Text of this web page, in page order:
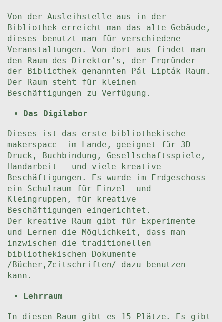
Von der Ausleihstelle aus in der
Bibliothek erreicht man das alte Gebäude,
dieses benutzt man für verschiedene
Veranstaltungen. Von dort aus findet man
den Raum des Direktor's, der Ergründer
der Bibliothek genannten Pál Lipták Raum.
Der Raum steht für kleinen
Beschäftigungen zu Verfügung.
Das Digilabor
Dieses ist das erste bibliothekische
makerspace im Lande, geeignet für 3D
Druck, Buchbindung, Gesellschaftsspiele,
Handarbeit und viele kreative
Beschäftigungen. Es wurde im Erdgeschoss
ein Schulraum für Einzel- und
Kleingruppen, für kreative
Beschäftigungen eingerichtet.
Der kreative Raum gibt für Experimente
und Lernen die Möglichkeit, dass man
inzwischen die traditionellen
bibliothekischen Dokumente
/Bücher,Zeitschriften/ dazu benutzen
kann.
Lehrraum
In diesen Raum gibt es 15 Plätze. Es gibt